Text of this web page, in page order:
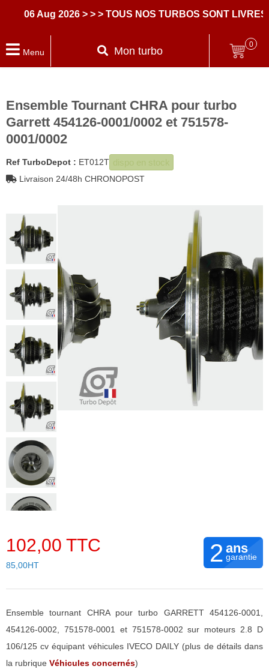
06 Aug 2026 > > > TOUS NOS TURBOS SONT LIVRES
Menu Mon turbo
0
Ensemble Tournant CHRA pour turbo
Garrett 454126-0001/0002 et 751578-
0001/0002
Ref TurboDepot : ET012T dispo en stock
Livraison 24/48h CHRONOPOST
102,00 TTC
85,00HT 2 ans
garantie
Ensemble tournant CHRA pour turbo GARRETT 454126-0001,
454126-0002, 751578-0001 et 751578-0002 sur moteurs 2.8 D
106/125 cv équipant véhicules IVECO DAILY (plus de détails dans
la rubrique Véhicules concernés)